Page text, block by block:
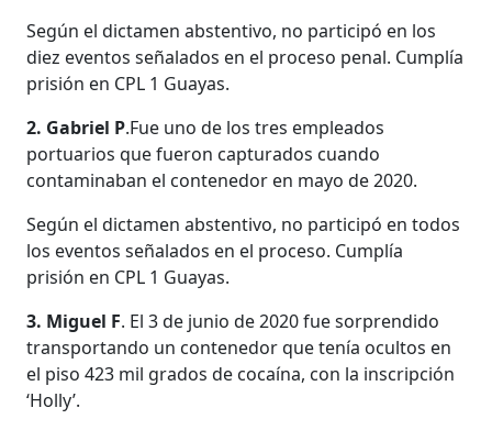
Según el dictamen abstentivo, no participó en los
diez eventos señalados en el proceso penal. Cumplía
prisión en CPL 1 Guayas.
2. Gabriel P.Fue uno de los tres empleados
portuarios que fueron capturados cuando
contaminaban el contenedor en mayo de 2020.
Según el dictamen abstentivo, no participó en todos
los eventos señalados en el proceso. Cumplía
prisión en CPL 1 Guayas.
3. Miguel F. El 3 de junio de 2020 fue sorprendido
transportando un contenedor que tenía ocultos en
el piso 423 mil grados de cocaína, con la inscripción
‘Holly’.